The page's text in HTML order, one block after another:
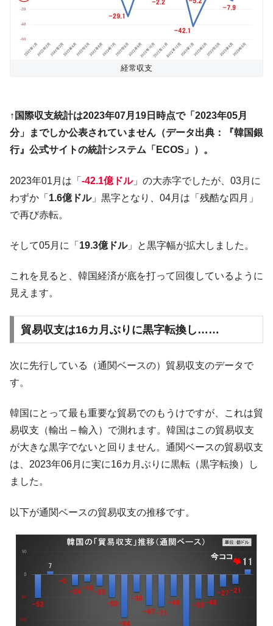
だ。
『韓国銀行』が「金の保有量を増やしま
す」⇒「金を経由するドル入手」手段ではないのか？
韓国･外為取引量「1日当たり1,214.4億ド
い「50.5％」に上昇
『Money1』
韓国大統領府ボンクラ政策室長が告発され
た ⇒ 国家が行った恐るべき株価操作であり、空前の国政壟
『Money1』
韓国･警察職員が「丸刈りになって抗議活
動」
『Money1』
『Money1』
韓国製造業「半導体絶好調」のウラで他業
『Money1』
【米韓激突案件】韓国消費者院が『クーパ
ン』1人当たり賠償10万ウォンを認定 ⇒ 総額3兆7,000億
『Money1』 韓国で猛暑。南東部では干ばつ
『Money1』
韓国型イージス搭載の次世代駆逐艦
『Money1』
【対日本円】ウォン安が急進！ 日米の協調
に韓国がいっちょがみしたのでは。
は韓国で『BYD』車は売れている。6カ月で対前年同期比
1.9倍！
『Money1』
在韓米国大使スティールが着韓！⇒ さっそ
く空港に詰めかけ「出て行け！」「極右勢力」のプラカー
ドを掲げる「在韓反米勢力」
ータセンター整備」⇒ だから無理だってば。
ほぼ終わった」
『Money1』
韓国『国民年金公団』株価暴落で200兆蒸
発。
『Money1』
韓国政府「ニセＫ-ブランドを通報しようキ
ャンペーン」⇒ あの名物教授も登場！
経常収支
↑国際収支統計は2023年07月19日時点で「2023年05月
分」までしか公表されていません（データ出典：『韓国銀
行』公式サイトの統計システム「ECOS」）。
2023年01月は「 -42.1億ドル」の大赤字でしたが、03月に
わずか「 1.6億ドル」黒字となり、04月は「残酷な四月」
で再び赤転。
そして05月に「 19.3億ドル」と黒字幅が拡大しました。
これを見ると、韓国経済が底を打って回復しているように
見えます。
貿易収支は16カ月ぶりに黒字転換し……
次に先行している（通関ベースの）貿易収支のデータで
す。
韓国にとって最も重要な貿易でのもうけですが、これは貿
易収支（輸出 – 輸入）で測れます。韓国はこの貿易収支
が大きな黒字でないと回りません。通関ベースの貿易収支
は、2023年06月に実に16カ月ぶりに黒転（黒字転換）し
ました。
以下が通関ベースの貿易収支の推移です。